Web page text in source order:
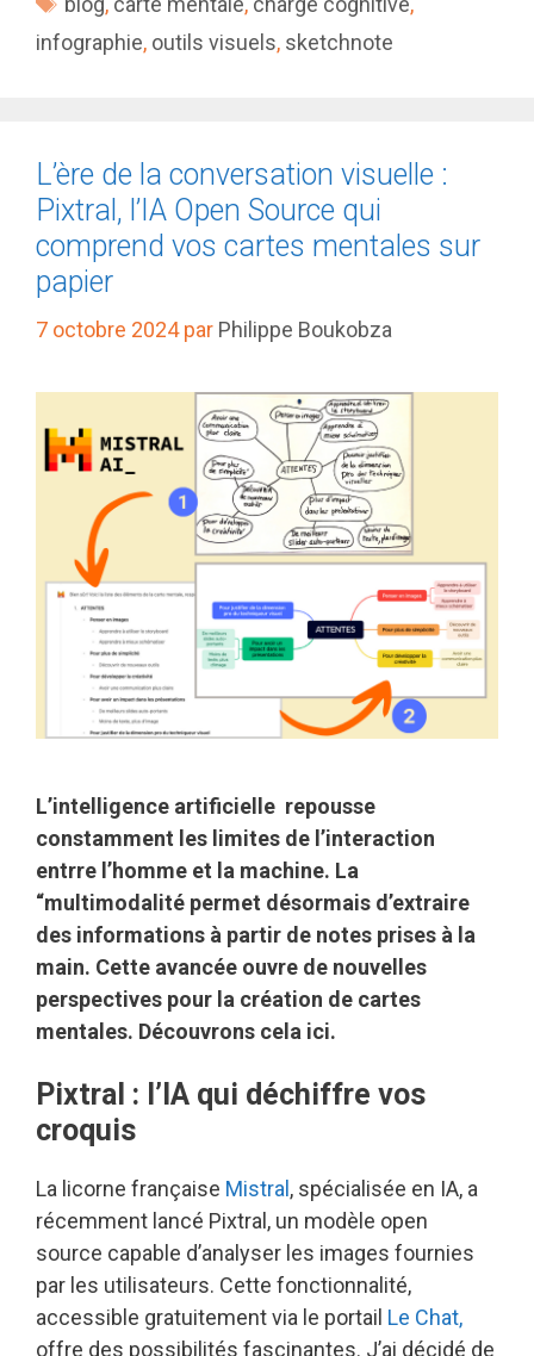
infographie, outils visuels, sketchnote
L’ère de la conversation visuelle :
Pixtral, l’IA Open Source qui
comprend vos cartes mentales sur
papier
7 octobre 2024 par Philippe Boukobza
L’intelligence artificielle repousse
constamment les limites de l’interaction
entrre l’homme et la machine. La
“multimodalité permet désormais d’extraire
des informations à partir de notes prises à la
main. Cette avancée ouvre de nouvelles
perspectives pour la création de cartes
mentales. Découvrons cela ici.
Pixtral : l’IA qui déchiffre vos
croquis
La licorne française Mistral, spécialisée en IA, a
récemment lancé Pixtral, un modèle open
source capable d’analyser les images fournies
par les utilisateurs. Cette fonctionnalité,
accessible gratuitement via le portail Le Chat,
offre des possibilités fascinantes. J’ai décidé de